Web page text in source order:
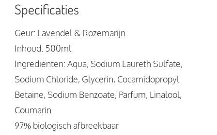
Specificaties
Geur: Lavendel & Rozemarijn
Inhoud: 500ml
Ingrediënten: Aqua, Sodium Laureth Sulfate,
Sodium Chloride, Glycerin, Cocamidopropyl
Betaine, Sodium Benzoate, Parfum, Linalool,
Coumarin
97% biologisch afbreekbaar